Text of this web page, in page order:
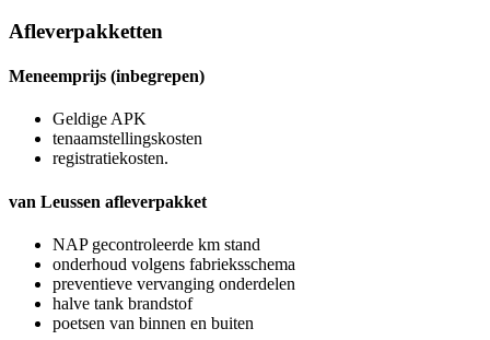
Afleverpakketten
Meneemprijs (inbegrepen)
Geldige APK
tenaamstellingskosten
registratiekosten.
van Leussen afleverpakket
NAP gecontroleerde km stand
onderhoud volgens fabrieksschema
preventieve vervanging onderdelen
halve tank brandstof
poetsen van binnen en buiten